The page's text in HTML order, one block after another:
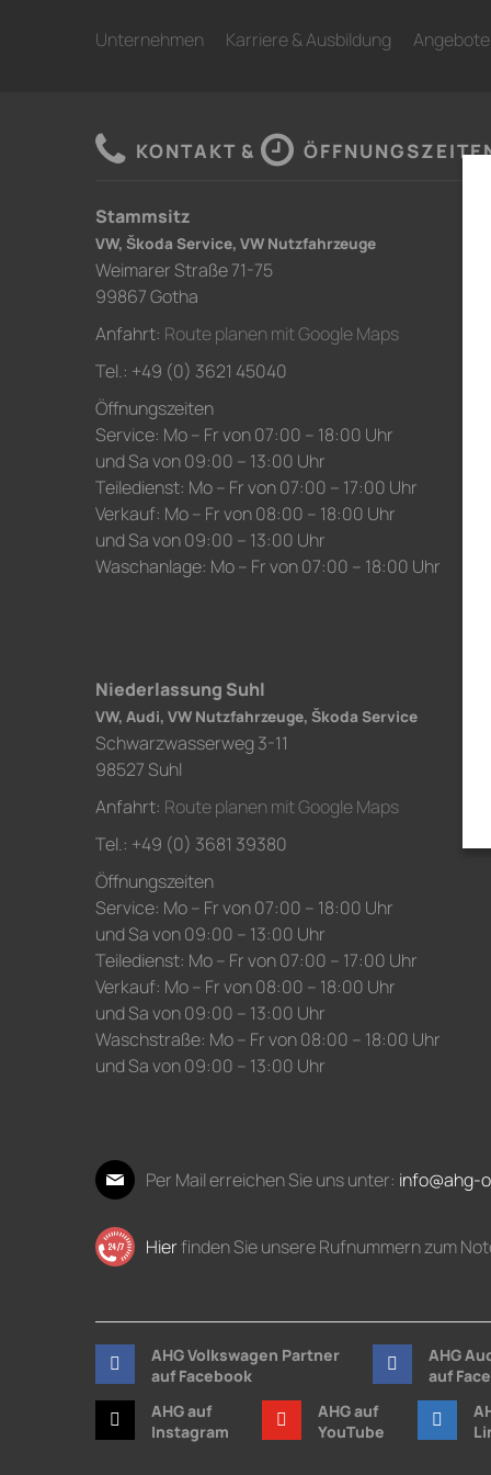
Unternehmen Karriere & Ausbildung Angebote
KONTAKT &
Stammsitz
VW, Škoda Service, VW Nutzfahrzeuge
Weimarer Straße 71-75
99867 Gotha
Anfahrt: Route planen mit Google Maps
Tel.: +49 (0) 3621 45040
Öffnungszeiten
Service: Mo – Fr von 07:00 – 18:00 Uhr
und Sa von 09:00 – 13:00 Uhr
Teiledienst: Mo – Fr von 07:00 – 17:00 Uhr
Verkauf: Mo – Fr von 08:00 – 18:00 Uhr
und Sa von 09:00 – 13:00 Uhr
Waschanlage: Mo – Fr von 07:00 – 18:00 Uhr
Niederlassung Suhl
VW, Audi, VW Nutzfahrzeuge, Škoda Service
Schwarzwasserweg 3-11
98527 Suhl
Anfahrt: Route planen mit Google Maps
Tel.: +49 (0) 3681 39380
Öffnungszeiten
Service: Mo – Fr von 07:00 – 18:00 Uhr
und Sa von 09:00 – 13:00 Uhr
Teiledienst: Mo – Fr von 07:00 – 17:00 Uhr
Verkauf: Mo – Fr von 08:00 – 18:00 Uhr
und Sa von 09:00 – 13:00 Uhr
Waschstraße: Mo – Fr von 08:00 – 18:00 Uhr
und Sa von 09:00 – 13:00 Uhr
Per Mail erreichen Sie uns unter: info@ahg-
Hierfinden Sie unsere Rufnummern zum
AHG Volkswagen Partner
auf Facebook
AHG
auf
AHG auf
Instagram
AHG auf
YouTube